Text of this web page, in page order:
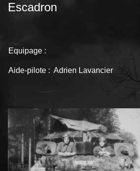
Escadron
Equipage :
Aide-pilote : Adrien Lavancier